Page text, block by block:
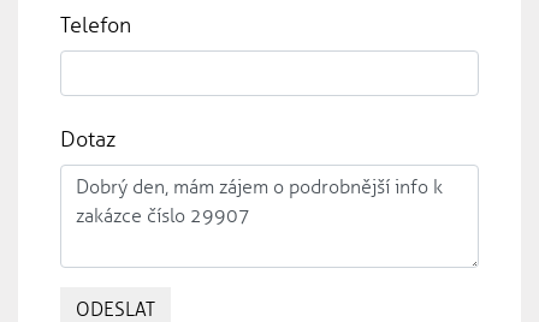
Telefon
Dotaz
ODESLAT